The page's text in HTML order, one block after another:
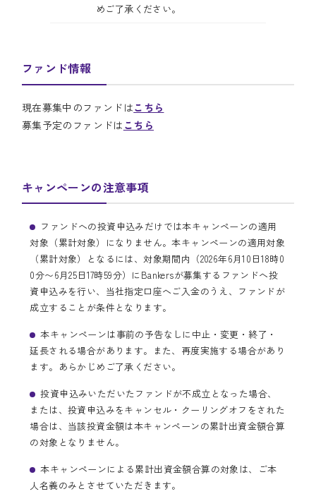
めご了承ください。
ファンド情報
現在募集中のファンドはこちら
募集予定のファンドは こちら
キャンペーンの注意事項
ファンドへの投資申込みだけでは本キャンペーンの適用
対象（累計対象）になりません。本キャンペーンの適用対象
（累計対象）となるには、対象期間内（2026年6月10日18時0
0分〜6月25日17時59分）にBankersが募集するファンドへ投
資申込みを行い、当社指定口座へご入金のうえ、ファンドが
成立することが条件となります。
本キャンペーンは事前の予告なしに中止・変更・終了・
延長される場合があります。また、再度実施する場合があり
ます。あらかじめご了承ください。
投資申込みいただいたファンドが不成立となった場合、
または、投資申込みをキャンセル・クーリングオフをされた
場合は、当該投資金額は本キャンペーンの累計出資金額合算
の対象となりません。
本キャンペーンによる累計出資金額合算の対象は、ご本
人名義のみとさせていただきます。